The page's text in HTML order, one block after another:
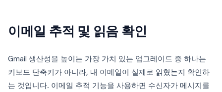
이메일 추적 및 읽음 확인
Gmail 생산성을 높이는 가장 가치 있는 업그레이드 중 하나는
키보드 단축키가 아니라, 내 이메일이 실제로 읽혔는지 확인하
는 것입니다. 이메일 추적 기능을 사용하면 수신자가 메시지를